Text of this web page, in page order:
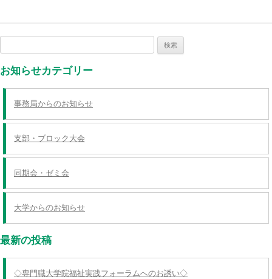
ー
シ
ョ
お知らせカテゴリー
事務局からのお知らせ
支部・ブロック大会
同期会・ゼミ会
大学からのお知らせ
最新の投稿
◇専門職大学院福祉実践フォーラムへのお誘い◇